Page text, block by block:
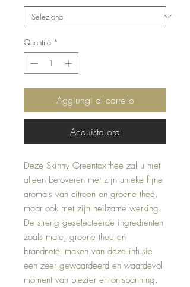
Quantità *
Aggiungi al carrello
Acquista ora
Deze Skinny Greentox-thee zal u niet
alleen betoveren met zijn unieke fijne
aroma's van citroen en groene thee,
maar ook met zijn heilzame werking.
De streng geselecteerde ingrediënten
zoals mate, groene thee en
brandnetel maken van deze infusie
een zeer gewaardeerd en waardevol
moment van plezier en ontspanning.